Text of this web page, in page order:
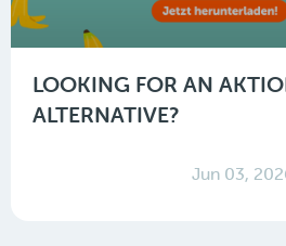
LOOKING FOR AN
ALTERNATIVE?
Jun 03,